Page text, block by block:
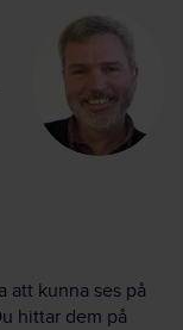
att kunna ses på
hittar dem på